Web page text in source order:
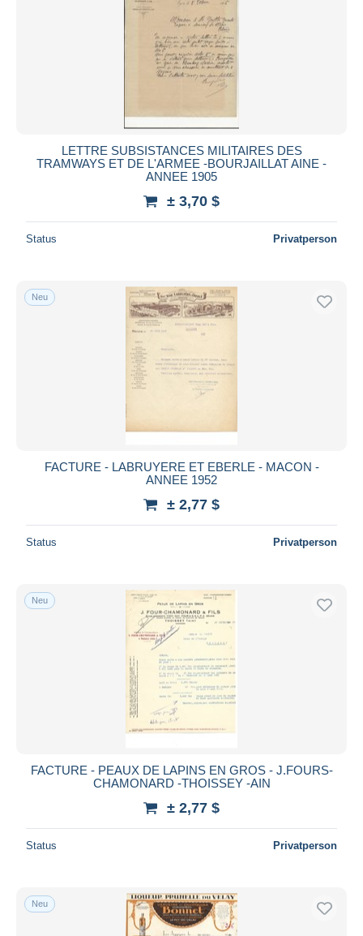
LETTRE SUBSISTANCES MILITAIRES DES
TRAMWAYS ET DE L'ARMEE -BOURJAILLAT AINE -
ANNEE 1905
± 3,70 $
Status Privatperson
Neu
FACTURE - LABRUYERE ET EBERLE - MACON -
ANNEE 1952
± 2,77 $
Status Privatperson
Neu
FACTURE - PEAUX DE LAPINS EN GROS - J.FOURS-
CHAMONARD -THOISSEY -AIN
± 2,77 $
Status Privatperson
Neu